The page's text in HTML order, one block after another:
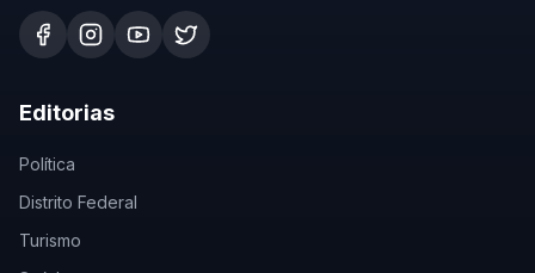
Editorias
Política
Distrito Federal
Turismo